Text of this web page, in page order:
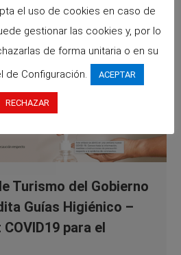
Turismo del Gobierno
Guías Higiénico –
para el
el uso de cookies en caso de
gestionar las cookies y, por lo
de forma unitaria o en su
de Configuración.
ACEPTAR
RECHAZAR